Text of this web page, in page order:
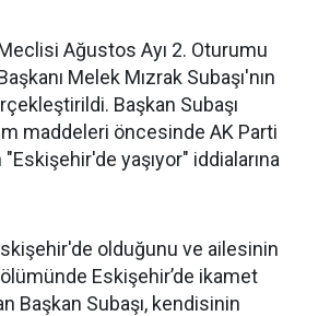
Ağustos Ayı 2. Oturumu
Melek Mızrak Subaşı'nın
Başkan Subaşı
maddeleri öncesinde AK Parti
yaşıyor" iddialarına
olduğunu ve ailesinin
Eskişehir’de ikamet
Başkan Subaşı, kendisinin